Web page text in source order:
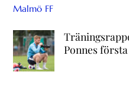
Ponnes